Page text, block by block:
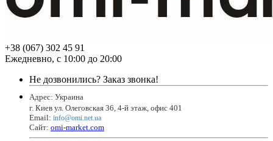
+38 (067) 302 45 91
Ежедневно, с 10:00 до 20:00
Не дозвонились? Заказ звонка!
Адрес: Украина
г. Киев ул. Олеговская 36, 4-й этаж, офис 401
Email: info@omi.net.ua
Сайт: omi-market.com